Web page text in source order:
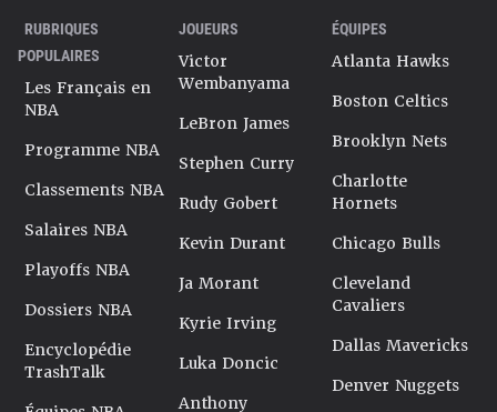
RUBRIQUES
POPULAIRES
Les Français en
NBA
Programme NBA
Classements NBA
Salaires NBA
Playoffs NBA
Dossiers NBA
Encyclopédie
TrashTalk
JOUEURS
Victor
Wembanyama
LeBron James
Stephen Curry
Rudy Gobert
Kevin Durant
Ja Morant
Kyrie Irving
Luka Doncic
Anthony
ÉQUIPES
Atlanta Hawks
Boston Celtics
Brooklyn Nets
Charlotte
Hornets
Chicago Bulls
Cleveland
Cavaliers
Dallas Mavericks
Denver Nuggets